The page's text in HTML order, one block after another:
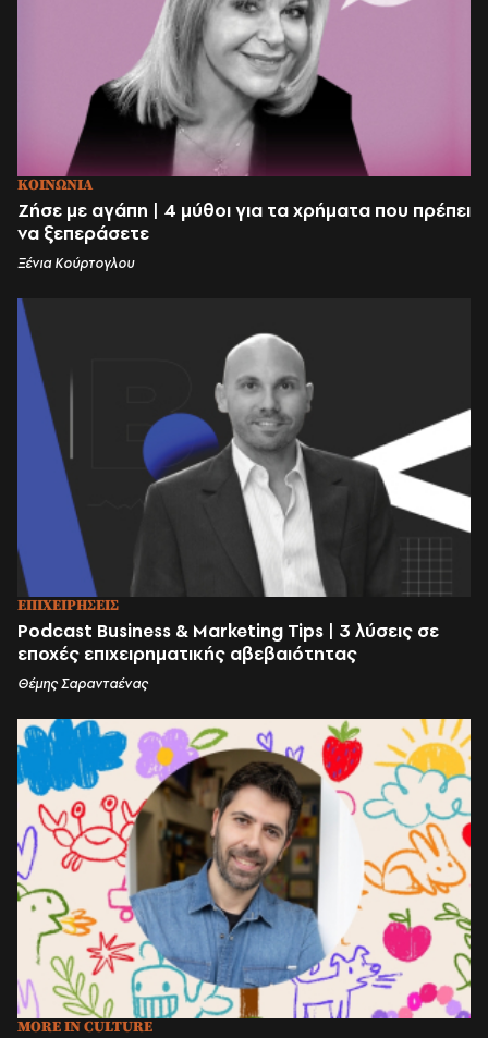
ΚΟΙΝΩΝΙΑ
Ζήσε με αγάπη | 4 μύθοι για τα χρήματα που πρέπει
να ξεπεράσετε
Ξένια Κούρτογλου
ΕΠΙΧΕΙΡΗΣΕΙΣ
Podcast Business & Marketing Tips | 3 λύσεις σε
εποχές επιχειρηματικής αβεβαιότητας
Θέμης Σαρανταένας
MORE IN CULTURE